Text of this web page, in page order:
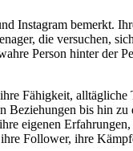
Instagram bemerkt.
die versuchen,
Person hinter der
Fähigkeit,
bis hin
eigenen
Follower, ihre